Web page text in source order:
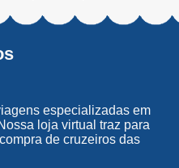
especializadas em
loja virtual traz para
de cruzeiros das